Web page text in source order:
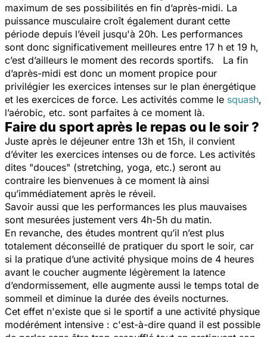
maximum de ses possibilités en fin d’après-midi. La
puissance musculaire croît également durant cette
période depuis l’éveil jusqu'à 20h. Les performances
sont donc significativement meilleures entre 17 h et 19 h,
c’est d’ailleurs le moment des records sportifs. La fin
d’après-midi est donc un moment propice pour
privilégier les exercices intenses sur le plan énergétique
et les exercices de force. Les activités comme le squash,
l’aérobic, etc. sont parfaites à ce moment là.
Faire du sport après le repas ou le soir ?
Juste après le déjeuner entre 13h et 15h, il convient
d’éviter les exercices intenses ou de force. Les activités
dites "douces" (stretching, yoga, etc.) seront au
contraire les bienvenues à ce moment là ainsi
qu’immédiatement après le réveil.
Savoir aussi que les performances les plus mauvaises
sont mesurées justement vers 4h-5h du matin.
En revanche, des études montrent qu’il n’est plus
totalement déconseillé de pratiquer du sport le soir, car
si la pratique d’une activité physique moins de 4 heures
avant le coucher augmente légèrement la latence
d’endormissement, elle augmente aussi le temps total de
sommeil et diminue la durée des éveils nocturnes.
Cet effet n'existe que si le sportif a une activité physique
modérément intensive : c'est-à-dire quand il est possible